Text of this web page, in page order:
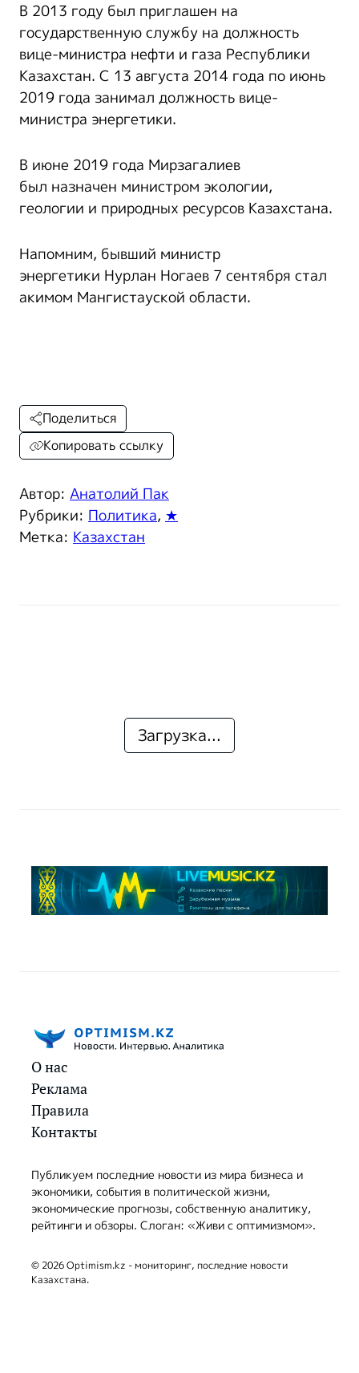
В 2013 году был приглашен на
государственную службу на должность
вице-министра нефти и газа Республики
Казахстан. С 13 августа 2014 года по июнь
2019 года занимал должность вице-
министра энергетики.
В июне 2019 года Мирзагалиев
был назначен министром экологии,
геологии и природных ресурсов Казахстана.
Напомним, бывший министр
энергетики Нурлан Ногаев 7 сентября стал
акимом Мангистауской области.
Автор: Анатолий Пак
Рубрики: Политика, ★
Метка: Казахстан
Поделиться
Копировать ссылку
Загрузка...
О нас
Реклама
Правила
Контакты
Публикуем последние новости из мира бизнеса и
экономики, события в политической жизни,
экономические прогнозы, собственную аналитику,
рейтинги и обзоры. Слоган: «Живи с оптимизмом».
© 2026 Optimism.kz - мониторинг, последние новости
Казахстана.